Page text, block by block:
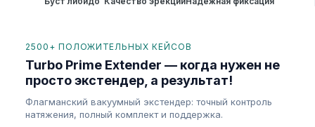
2500+ ПОЛОЖИТЕЛЬНЫХ КЕЙСОВ
Turbo Prime Extender — когда нужен не
просто экстендер, а результат!
Флагманский вакуумный экстендер: точный контроль
натяжения, полный комплект и поддержка.